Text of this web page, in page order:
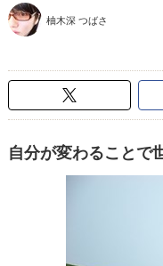
柚木深 つばさ
自分が変わることで